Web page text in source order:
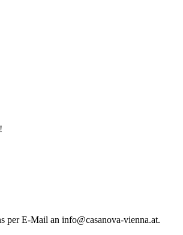
per E-Mail an info@casanova-vienna.at.